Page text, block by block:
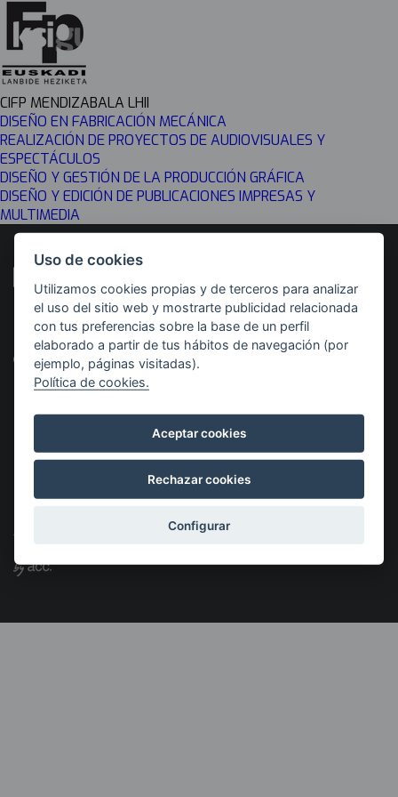
CIFP MENDIZABALA LHII
DISEÑO EN FABRICACIÓN MECÁNICA
REALIZACIÓN DE PROYECTOS DE AUDIOVISUALES Y
ESPECTÁCULOS
DISEÑO Y GESTIÓN DE LA PRODUCCIÓN GRÁFICA
DISEÑO Y EDICIÓN DE PUBLICACIONES IMPRESAS Y
MULTIMEDIA
Desarrollado por Con el apoyo de
©2026 KSIGUNE. Todos los derechos reservados
legales
Aviso Legal Política de cookies Política de privacidad
Uso de cookies
Utilizamos cookies propias y de terceros para analizar
el uso del sitio web y mostrarte publicidad relacionada
con tus preferencias sobre la base de un perfil
elaborado a partir de tus hábitos de navegación (por
ejemplo, páginas visitadas).
Política de cookies.
Aceptar cookies
Rechazar cookies
Configurar